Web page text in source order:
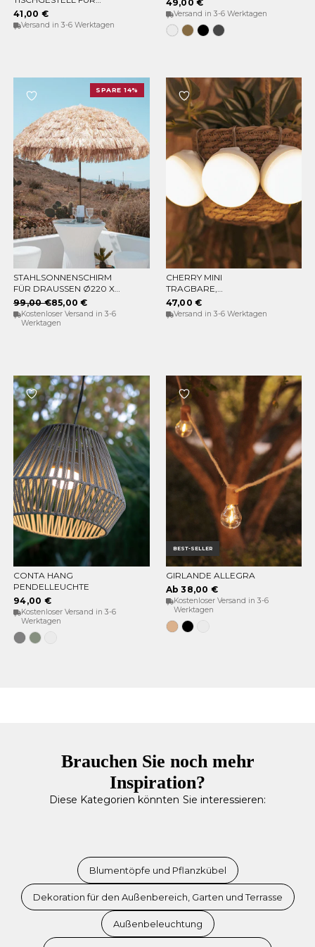
GIRLANDEN GARLAND
LIFT
41,00 €
Versand in 3-6 Werktagen
49,00 €
Versand in 3-6 Werktagen
WeissBronzeSchwarz
Anthrazit
SPARE 14%
IN DEN WARENKORB
STAHLSONNENSCHIRM
FÜR DRAUSSEN Ø220 X 2
30CM
99,00 €85,00 €
Kostenloser Versand in 3-6
Werktagen
IN DEN WARENKORB
CHERRY MINI
TRAGBARE,
WIEDERAUFLADBARE
GLÜHBIRNE (PACKUNG
47,00 €
Versand in 3-6 Werktagen
OPTIONEN WÄHLEN
CONTA HANG
PENDELLEUCHTE
94,00 €
Kostenloser Versand in 3-6
Werktagen
GrauWeiches
Grün
BEST-SELLER
OPTIONEN WÄHLEN
GIRLANDE ALLEGRA
Ab 38,00 €
Kostenloser Versand in 3-6
Werktagen
JuteSchwarz
Brauchen Sie noch mehr
Inspiration?
Diese Kategorien könnten Sie interessieren:
Blumentöpfe und Pflanzkübel
Dekoration für den Außenbereich, Garten und Terrasse
Außenbeleuchtung